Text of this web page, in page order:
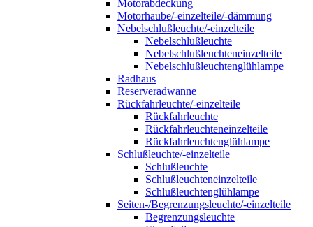
Motorabdeckung
Motorhaube/-einzelteile/-dämmung
Nebelschlußleuchte/-einzelteile
Nebelschlußleuchte
Nebelschlußleuchteneinzelteile
Nebelschlußleuchtenglühlampe
Radhaus
Reserveradwanne
Rückfahrleuchte/-einzelteile
Rückfahrleuchte
Rückfahrleuchteneinzelteile
Rückfahrleuchtenglühlampe
Schlußleuchte/-einzelteile
Schlußleuchte
Schlußleuchteneinzelteile
Schlußleuchtenglühlampe
Seiten-/Begrenzungsleuchte/-einzelteile
Begrenzungsleuchte